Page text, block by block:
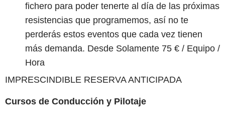
fichero para poder tenerte al día de las próximas
resistencias que programemos, así no te
perderás estos eventos que cada vez tienen
más demanda. Desde Solamente 75 € / Equipo /
Hora
IMPRESCINDIBLE RESERVA ANTICIPADA
Cursos de Conducción y Pilotaje